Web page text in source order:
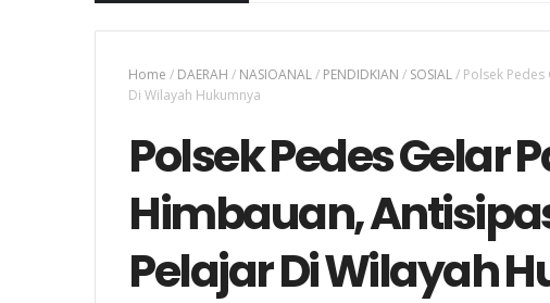
Home / DAERAH / NASIOANAL/ PENDIDKIAN / SOSIAL/ Polsek
Di Wilayah Hukumnya
Polsek Pedes Gelar
Himbauan,
Pelajar Di Wilayah